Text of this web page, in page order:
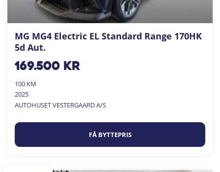
MG MG4 Electric EL Standard Range 170HK
5d Aut.
169.500kr
100 KM
2025
AUTOHUSET VESTERGAARD A/S
FÅ BYTTEPRIS